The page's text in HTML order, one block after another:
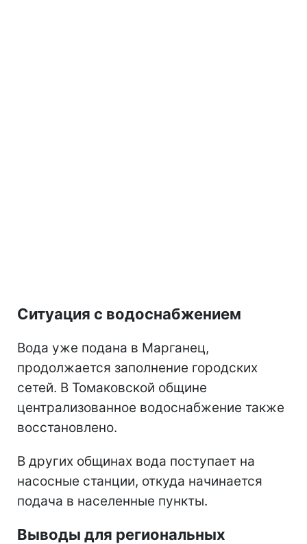
Ситуация с водоснабжением
Вода уже подана в Марганец,
продолжается заполнение городских
сетей. В Томаковской общине
централизованное водоснабжение также
восстановлено.
В других общинах вода поступает на
насосные станции, откуда начинается
подача в населенные пункты.
Выводы для региональных